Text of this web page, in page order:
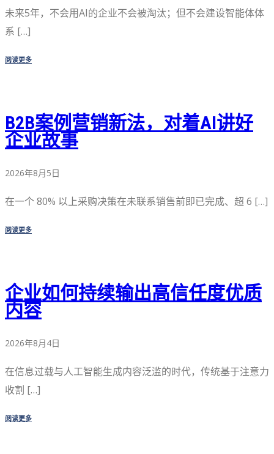
未来5年，不会用AI的企业不会被淘汰；但不会建设智能体体
系 […]
阅读更多
B2B案例营销新法，对着AI讲好
企业故事
2026年8月5日
在一个 80% 以上采购决策在未联系销售前即已完成、超 6 […]
阅读更多
企业如何持续输出高信任度优质
内容
2026年8月4日
在信息过载与人工智能生成内容泛滥的时代，传统基于注意力
收割 […]
阅读更多